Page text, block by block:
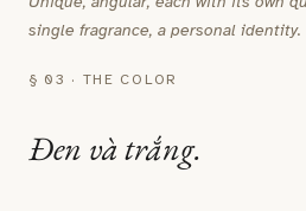
single fragrance, a personal identity.
§ 03 · THE COLOR
Đen và trắng.